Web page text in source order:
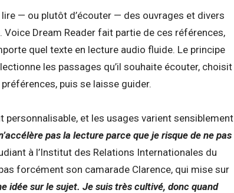
— ou plutôt d’écouter — des ouvrages et divers
Dream Reader fait partie de ces références,
quel texte en lecture audio fluide. Le principe
les passages qu’il souhaite écouter, choisit
puis se laisse guider.
personnalisable, et les usages varient sensiblement
pas la lecture parce que je risque de ne pas
à l’Institut des Relations Internationales du
forcément son camarade Clarence, qui mise sur
idée sur le sujet. Je suis très cultivé, donc quand